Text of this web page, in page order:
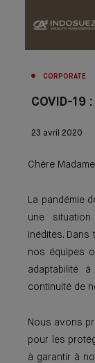
CORPORATE
COVID-
23 avril 2020
Chère
La pandémie
une situation
inédites.
nos équipes
adaptabilité
continuité de
Nous avons
pour les
à garantir à